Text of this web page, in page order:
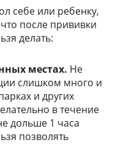
себе или ребенку,
после прививки
делать:
местах. Не
слишком много и
и других
в течение
дольше 1 часа
позволять